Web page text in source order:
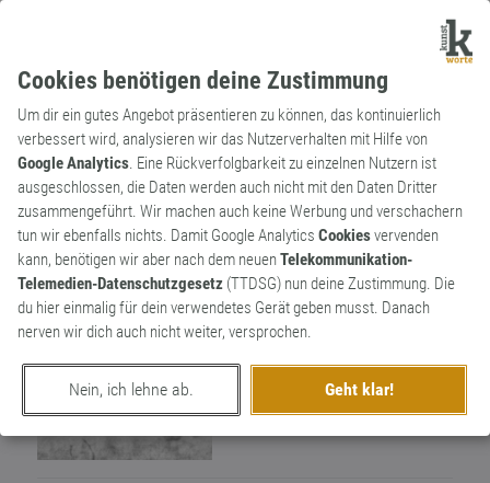
Cookies benötigen deine Zustimmung
Um dir ein gutes Angebot präsentieren zu können, das kontinuierlich
verbessert wird, analysieren wir das Nutzerverhalten mit Hilfe von
Google Analytics. Eine Rückverfolgbarkeit zu einzelnen Nutzern ist
ausgeschlossen, die Daten werden auch nicht mit den Daten Dritter
zusammengeführt. Wir machen auch keine Werbung und verschachern
tun wir ebenfalls nichts. Damit Google Analytics Cookiesvervenden
kann, benötigen wir aber nach dem neuenTelekommunikation-
Telemedien-Datenschutzgesetz (TTDSG) nun deine Zustimmung. Die
du hier einmalig für dein verwendetes Gerät geben musst. Danach
nerven wir dich auch nicht weiter, versprochen.
Nein, ich lehne ab. Geht klar!
Wortkünstler
NeuWort
337
99